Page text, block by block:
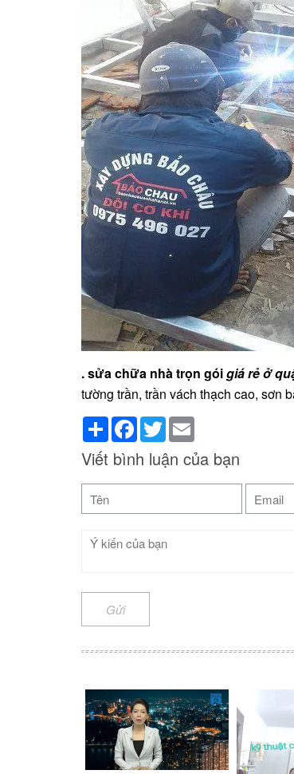
. sửa chữa nhà trọn góigiá rẻ ở
tường trần, trần vách thạch cao, sơn
ShareFacebook
Twitter
Viết bình luận của bạn
Gửi